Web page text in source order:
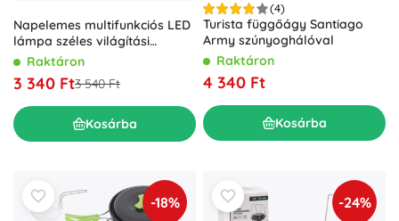
Napelemes multifunkciós LED
lámpa széles világítási
szöggel, 38 W
Raktáron
3 340 Ft3 540 Ft
Kosárba
(4)
Turista függőágy Santiago
Army szúnyoghálóval
Raktáron
4 340 Ft
Kosárba
-18% -24%